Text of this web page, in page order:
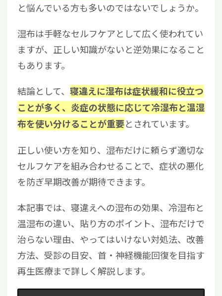
と悩んでいる方も多いのではないでしょうか。
湿布は手軽なセルフケアとして広く使われてい
ますが、正しい知識がないと逆効果になること
もあります。
結論として、 寝違えに湿布は症状緩和に役立つ
ことが多く、炎症の状態に応じて冷湿布と温湿
布を使い分けることが重要とされています。
正しい使い方を知り、湿布だけに頼らず適切な
セルフケアを組み合わせることで、症状の悪化
を防ぎ早期改善が期待できます。
本記事では、寝違えへの湿布の効果、冷湿布と
温湿布の違い、貼り方のポイント、湿布だけで
治らない理由、やってはいけない対処法、改善
方法、受診の目安、首・神経機能回復を目指す
再生医療まで詳しく解説します。